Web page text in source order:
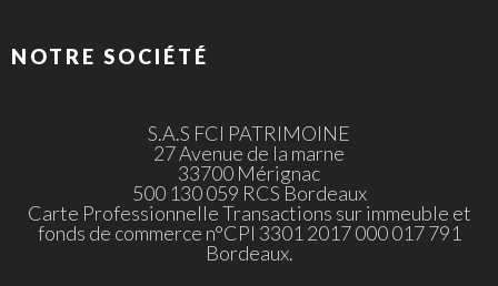
NOTRE SOCIÉTÉ
S.A.S FCI PATRIMOINE
27 Avenue de la marne
33700 Mérignac
500 130 059 RCS Bordeaux
Carte Professionnelle Transactions sur immeuble et
fonds de commerce n°CPI 3301 2017 000 017 791
Bordeaux.